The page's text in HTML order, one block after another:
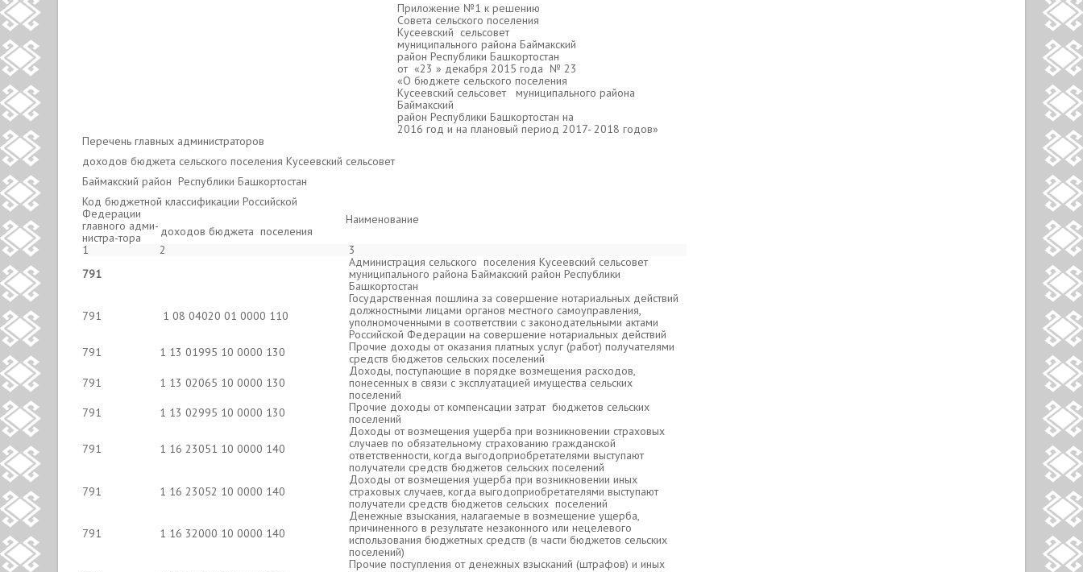
Приложение №1 к решению
Совета сельского поселения
Кусеевский сельсовет
муниципального района Баймакский
район Республики Башкортостан
от «23 » декабря 2015 года № 23
«О бюджете сельского поселения
Кусеевский сельсовет муниципального района
Баймакский
район Республики Башкортостан на
2016 год и на плановый период 2017- 2018 годов»
Перечень главных администраторов
доходов бюджета сельского поселения Кусеевский сельсовет
Баймакский район Республики Башкортостан
Код бюджетной классификации Российской
Федерации
Наименование
главного адми-
нистра-тора
доходов бюджета поселения
1
2
3
791
Администрация сельского поселения Кусеевский сельсовет
муниципального района Баймакский район Республики
Башкортостан
791 1 08 04020 01 0000 110
Государственная пошлина за совершение нотариальных действий
должностными лицами органов местного самоуправления,
уполномоченными в соответствии с законодательными актами
Российской Федерации на совершение нотариальных действий
791
1 13 01995 10 0000 130
Прочие доходы от оказания платных услуг (работ) получателями
средств бюджетов сельских поселений
791
1 13 02065 10 0000 130
Доходы, поступающие в порядке возмещения расходов,
понесенных в связи с эксплуатацией имущества сельских
поселений
791
1 13 02995 10 0000 130
Прочие доходы от компенсации затрат бюджетов сельских
поселений
791 1 16 23051 10 0000 140
Доходы от возмещения ущерба при возникновении страховых
случаев по обязательному страхованию гражданской
ответственности, когда выгодоприобретателями выступают
получатели средств бюджетов сельских поселений
791
1 16 23052 10 0000 140
Доходы от возмещения ущерба при возникновении иных
страховых случаев, когда выгодоприобретателями выступают
получатели средств бюджетов сельских поселений
791 1 16 32000 10 0000 140
Денежные взыскания, налагаемые в возмещение ущерба,
причиненного в результате незаконного или нецелевого
использования бюджетных средств (в части бюджетов сельских
поселений)
Прочие поступления от денежных взысканий (штрафов) и иных